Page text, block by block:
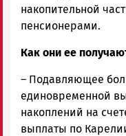
накопительной
пенсионерами.
Как они ее
– Подавляющее
единовременной
накоплений на
выплаты по